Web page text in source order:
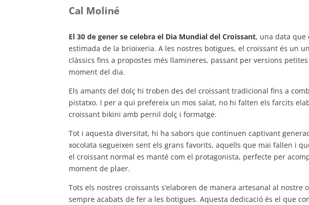
Cal Moliné
El 30 de gener se celebra el Dia Mundial del Croissant, una data que
estimada de la brioixeria. A les nostres botigues, el croissant és un
clàssics fins a propostes més llamineres, passant per versions
moment del dia.
Els amants del dolç hi troben des del croissant tradicional fins a
pistatxo. I per a qui prefereix un mos salat, no hi falten els farcits
croissant bikini amb pernil dolç i formatge.
Tot i aquesta diversitat, hi ha sabors que continuen captivant
xocolata segueixen sent els grans favorits, aquells que mai fallen i
el croissant normal es manté com el protagonista, perfecte per
moment de plaer.
Tots els nostres croissants s’elaboren de manera artesanal al
sempre acabats de fer a les botigues. Aquesta dedicació és el que